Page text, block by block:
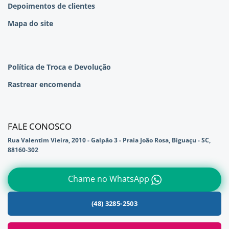
Depoimentos de clientes
Mapa do site
Política de Troca e Devolução
Rastrear encomenda
FALE CONOSCO
Rua Valentim Vieira, 2010 - Galpão 3 - Praia João Rosa, Biguaçu - SC,
88160-302
Chame no WhatsApp
(48) 3285-2503